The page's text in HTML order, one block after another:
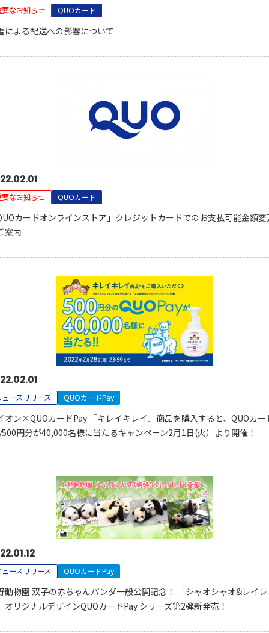
要なお知らせ QUOカード
による配送への影響について
要なお知らせ QUOカード
カードオンラインストア」クレジットカードでのお支払可能金額変
案内
ースリリース QUOカードPay
オン×QUOカードPay 『キレイキレイ』商品を購入すると、QUOカー
円分が40,000名様に当たるキャンペーン2月1日(火）より開催！
ースリリース QUOカードPay
動物園 双子の赤ちゃんパンダ一般公開記念！ 「シャオシャオ&レイレ
オリジナルデザインQUOカードPay シリーズ第2弾新発売！